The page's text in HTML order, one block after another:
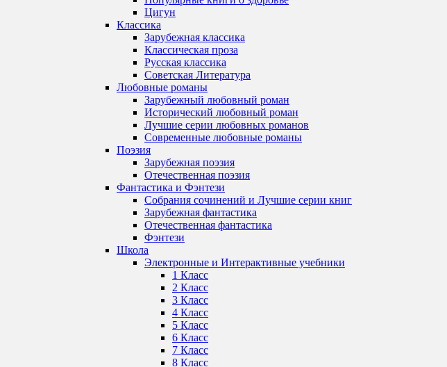
Цигун
Классика
Зарубежная классика
Классическая проза
Русская классика
Советская Литература
Любовные романы
Зарубежный любовный роман
Исторический любовный роман
Лучшие серии любовных романов
Современные любовные романы
Поэзия
Зарубежная поэзия
Отечественная поэзия
Фантастика и Фэнтези
Собрания сочинений и Лучшие серии книг
Зарубежная фантастика
Отечественная фантастика
Фэнтези
Школа
Электронные и Интерактивные учебники
1 Класс
2 Класс
3 Класс
4 Класс
5 Класс
6 Класс
7 Класс
8 Класс